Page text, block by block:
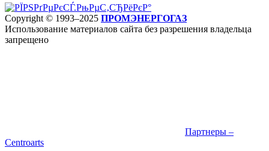
Copyright © 1993–2025 ПРОМЭНЕРГОГАЗ
Использование материалов сайта без разрешения владельца
запрещено
Партнеры –
Centroarts